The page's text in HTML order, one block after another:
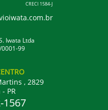
CRECI 1584-J
Iwata Ltda
0001-99
, 2829
PR
1567